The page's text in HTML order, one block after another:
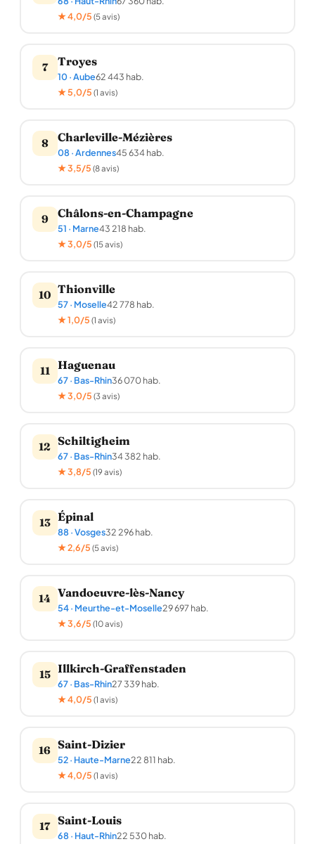
★ 4,0/5 (5 avis)
7 Troyes
10 · Aube62 443 hab.
★ 5,0/5 (1 avis)
8 Charleville-Mézières
08 · Ardennes45 634 hab.
★ 3,5/5 (8 avis)
9 Châlons-en-Champagne
51 · Marne43 218 hab.
★ 3,0/5 (15 avis)
10 Thionville
57 · Moselle42 778 hab.
★ 1,0/5 (1 avis)
11 Haguenau
67 · Bas-Rhin36 070 hab.
★ 3,0/5 (3 avis)
12 Schiltigheim
67 · Bas-Rhin34 382 hab.
★ 3,8/5 (19 avis)
13 Épinal
88 · Vosges32 296 hab.
★ 2,6/5 (5 avis)
14 Vandoeuvre-lès-Nancy
54 · Meurthe-et-Moselle29 697 hab.
★ 3,6/5 (10 avis)
15 Illkirch-Graffenstaden
67 · Bas-Rhin27 339 hab.
★ 4,0/5 (1 avis)
16 Saint-Dizier
52 · Haute-Marne22 811 hab.
★ 4,0/5 (1 avis)
17 Saint-Louis
68 · Haut-Rhin22 530 hab.